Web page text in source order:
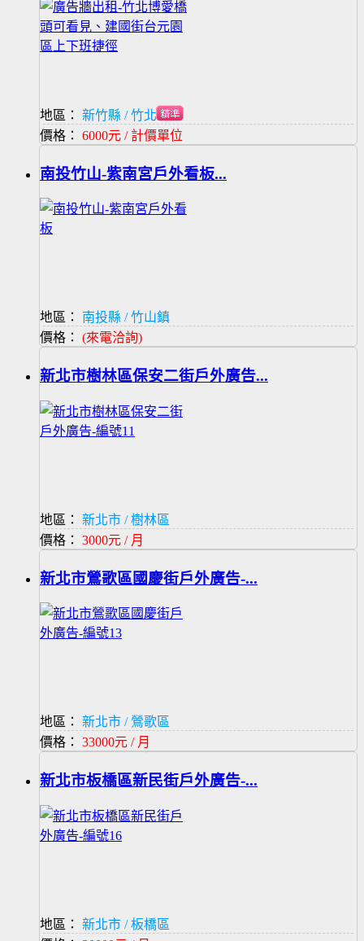
地區：
新竹縣 / 竹北市
價格： 6000元 / 計價單位
南投竹山-紫南宮戶外看板...
地區：
南投縣 / 竹山鎮
價格： (來電洽詢)
新北市樹林區保安二街戶外廣告...
地區：
新北市 / 樹林區
價格： 3000元 / 月
新北市鶯歌區國慶街戶外廣告-...
地區：
新北市 / 鶯歌區
價格： 33000元 / 月
新北市板橋區新民街戶外廣告-...
地區：
新北市 / 板橋區